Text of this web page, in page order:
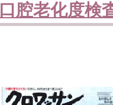
口腔老化度検